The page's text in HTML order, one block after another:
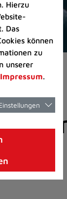
Hierzu
Das
können
zu
unserer
Impressum.